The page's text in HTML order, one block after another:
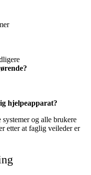
hjelpeapparat?
og alle brukere
etter at faglig veileder er